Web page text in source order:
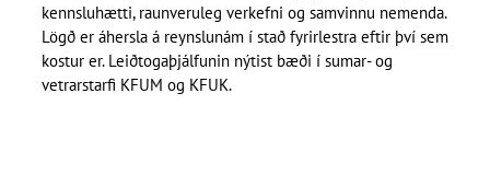
kennsluhætti, raunveruleg verkefni og samvinnu nemenda.
Lögð er áhersla á reynslunám í stað fyrirlestra eftir því sem
kostur er. Leiðtogaþjálfunin nýtist bæði í sumar- og
vetrarstarfi KFUM og KFUK.